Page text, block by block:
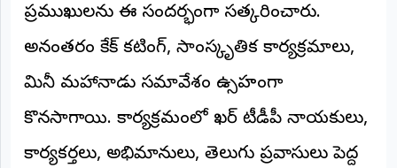
ప్రముఖులను ఈ సందర్భంగా సత్కరించారు.
అనంతరం కేక్ కటింగ్, సాంస్కృతిక కార్యక్రమాలు,
మినీ మహానాడు సమావేశం ఉత్సాహంగా
కొనసాగాయి. కార్యక్రమంలో ఖతార్ టీడీపీ నాయకులు,
కార్యకర్తలు, అభిమానులు, తెలుగు ప్రవాసులు పెద్ద